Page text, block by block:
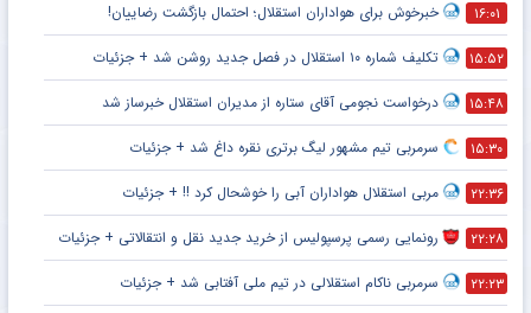
۱۶:۰۱ خبرخوش برای هواداران استقلال؛ احتمال بازگشت رضاییان!
۱۵:۵۲ تکلیف شماره ۱۰ استقلال در فصل جدید روشن شد + جزئیات
۱۵:۴۸ درخواست نجومی آقای ستاره از مدیران استقلال خبرساز شد
۱۵:۳۰ سرمربی تیم مشهور لیگ برتری نقره داغ شد + جزئیات
۲۲:۳۶ مربی استقلال هواداران آبی را خوشحال کرد !! + جزئیات
۲۲:۲۸ رونمایی رسمی پرسپولیس از خرید جدید نقل و انتقالاتی + جزئیات
۲۲:۲۳ سرمربی ناکام استقلالی در تیم ملی آفتابی شد + جزئیات